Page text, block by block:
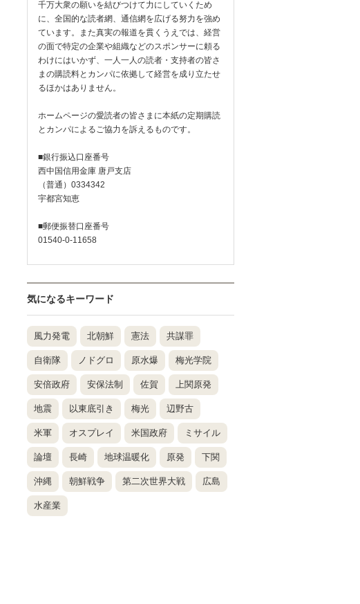
千万大衆の願いを結びつけて力にしていくため
に、全国的な読者網、通信網を広げる努力を強め
ています。また真実の報道を貫くうえでは、経営
の面で特定の企業や組織などのスポンサーに頼る
わけにはいかず、一人一人の読者・支持者の皆さ
まの購読料とカンパに依拠して経営を成り立たせ
るほかはありません。
ホームページの愛読者の皆さまに本紙の定期購読
とカンパによるご協力を訴えるものです。
■銀行振込口座番号
西中国信用金庫 唐戸支店
（普通）0334342
宇都宮知恵
■郵便振替口座番号
01540-0-11658
気になるキーワード
風力発電 北朝鮮 憲法 共謀罪
自衛隊 ノドグロ 原水爆 梅光学院
安倍政府 安保法制 佐賀 上関原発
地震 以東底引き 梅光 辺野古
米軍 オスプレイ 米国政府 ミサイル
論壇 長崎 地球温暖化 原発 下関
沖縄 朝鮮戦争 第二次世界大戦 広島
水産業